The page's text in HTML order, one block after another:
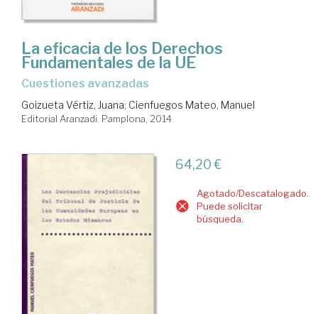
La eficacia de los Derechos
Fundamentales de la UE
cuestiones avanzadas
Goizueta Vértiz, Juana; Cienfuegos Mateo, Manuel
Editorial Aranzadi. Pamplona, 2014
64,20 €
Agotado/Descatalogado.
Puede solicitar
búsqueda.